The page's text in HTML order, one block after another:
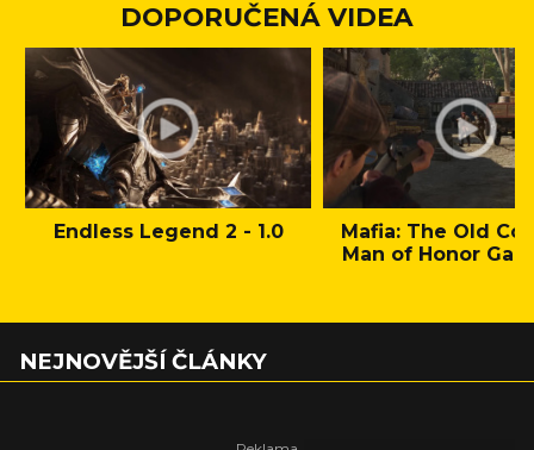
DOPORUČENÁ VIDEA
Endless Legend 2 - 1.0
Mafia: The Old
Man of Honor
NEJNOVĚJŠÍ ČLÁNKY